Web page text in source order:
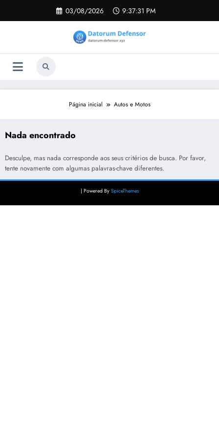
o
03/08/2026 9:37:31 PM
Página inicial Autos e Motos
Nada encontrado
Desculpe, mas nada corresponde aos seus critérios de busca. Por favor,
tente novamente com algumas palavras-chave diferentes.
| Powered By SpiceThemes